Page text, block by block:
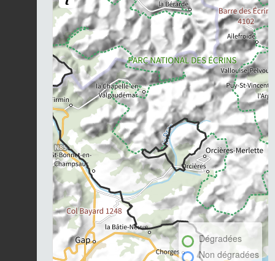
Dégradées
Non dégradées